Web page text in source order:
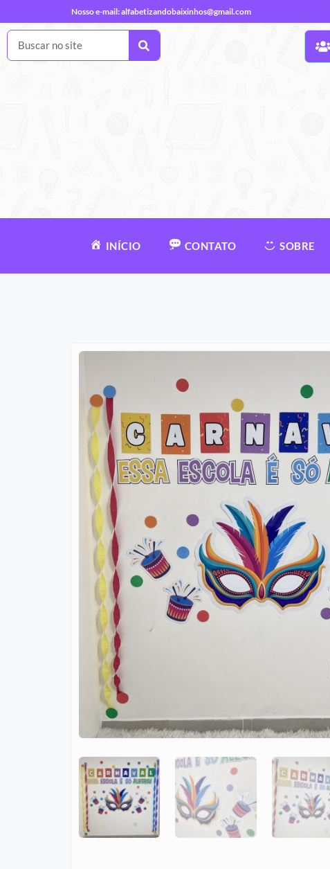
Nosso e-mail:alfabetizandobaixinhos@gmail.com
INÍCIO CONTATO SOBRE